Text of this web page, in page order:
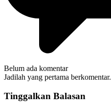
Belum ada komentar
Jadilah yang pertama berkomentar.
Tinggalkan Balasan